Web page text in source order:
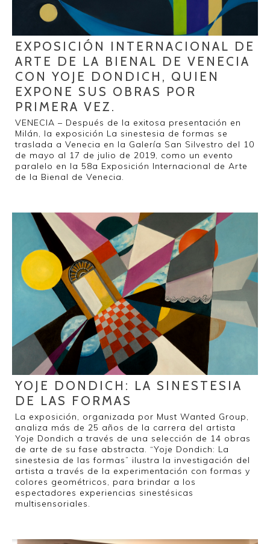
EXPOSICIÓN INTERNACIONAL DE
ARTE DE LA BIENAL DE VENECIA
CON YOJE DONDICH, QUIEN
EXPONE SUS OBRAS POR
PRIMERA VEZ.
VENECIA – Después de la exitosa presentación en
Milán, la exposición La sinestesia de formas se
traslada a Venecia en la Galería San Silvestro del 10
de mayo al 17 de julio de 2019, como un evento
paralelo en la 58a Exposición Internacional de Arte
de la Bienal de Venecia.
YOJE DONDICH: LA SINESTESIA
DE LAS FORMAS
La exposición, organizada por Must Wanted Group,
analiza más de 25 años de la carrera del artista
Yoje Dondich a través de una selección de 14 obras
de arte de su fase abstracta. “Yoje Dondich: La
sinestesia de las formas” ilustra la investigación del
artista a través de la experimentación con formas y
colores geométricos, para brindar a los
espectadores experiencias sinestésicas
multisensoriales.